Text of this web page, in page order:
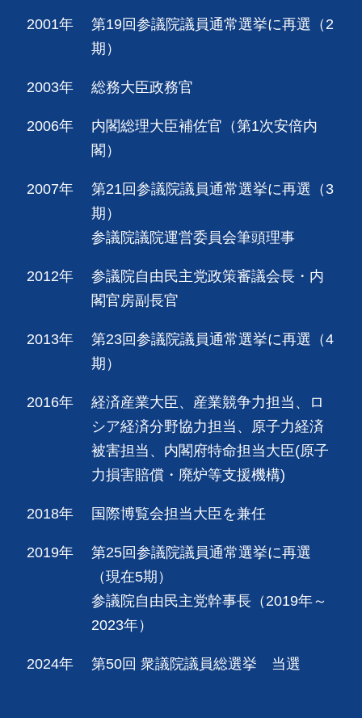
2001年
第19回参議院議員通常選挙に再選（2
期）
2003年 総務大臣政務官
2006年
内閣総理大臣補佐官（第1次安倍内
閣）
2007年
第21回参議院議員通常選挙に再選（3
期）
参議院議院運営委員会筆頭理事
2012年
参議院自由民主党政策審議会長・内
閣官房副長官
2013年
第23回参議院議員通常選挙に再選（4
期）
2016年
経済産業大臣、産業競争力担当、ロ
シア経済分野協力担当、原子力経済
被害担当、内閣府特命担当大臣(原子
力損害賠償・廃炉等支援機構)
2018年 国際博覧会担当大臣を兼任
2019年
第25回参議院議員通常選挙に再選
（現在5期）
参議院自由民主党幹事長（2019年～
2023年）
2024年 第50回 衆議院議員総選挙 当選